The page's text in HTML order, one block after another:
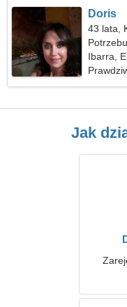
Doris
43 lata,
Ibarra,
Jak